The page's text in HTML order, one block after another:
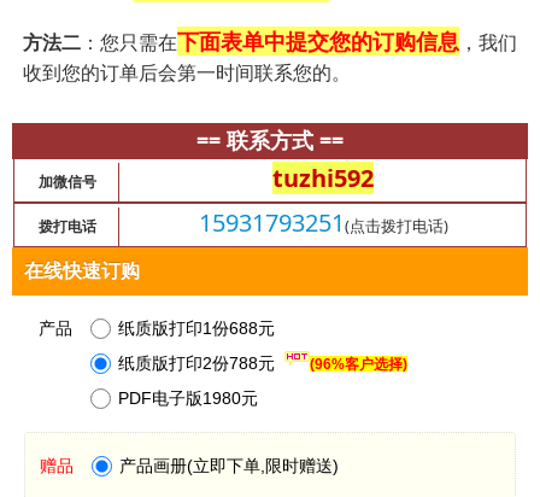
方法二：您只需在下面表单中提交您的订购信息，我们
收到您的订单后会第一时间联系您的。
== 联系方式 ==
加微信号 tuzhi592
拨打电话 15931793251 (点击拨打电话)